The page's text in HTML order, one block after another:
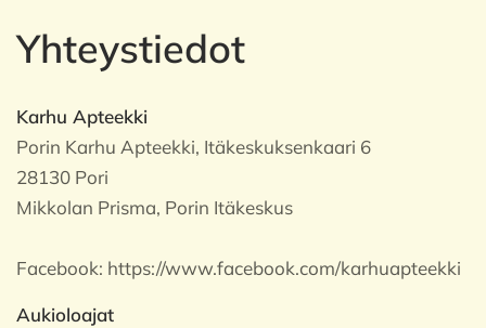
Yhteystiedot
Karhu Apteekki
Porin Karhu Apteekki, Itäkeskuksenkaari 6
28130 Pori
Mikkolan Prisma, Porin Itäkeskus
Facebook: https://www.facebook.com/karhuapteekki
Aukioloajat